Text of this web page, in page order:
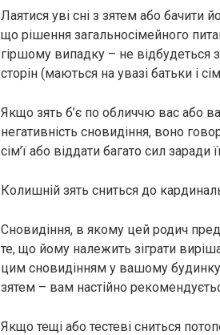
Лаятися уві сні з зятем або бачити
що рішення загальносімейного
гіршому випадку – не відбудеться
сторін (маються на увазі батьки і
Якщо зять б’є по обличчю вас або
негативність сновидіння, воно
сім’ї або віддати багато сил заради
Колишній зять сниться до
Сновидіння, в якому цей родич
те, що йому належить зіграти
цим сновидінням у вашому будинку
зятем – вам настійно
Якщо тещі або тестеві сниться